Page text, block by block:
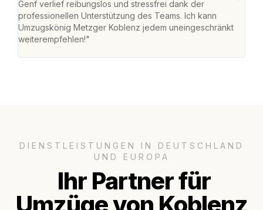
Genf verlief reibungslos und stressfrei dank der
professionellen Unterstützung des Teams. Ich kann
Umzugskönig Metzger Koblenz jedem uneingeschränkt
weiterempfehlen!"
DIENSTLEISTUNGEN IN DEUTSCHLAND
UND EUROPA
Ihr Partner für